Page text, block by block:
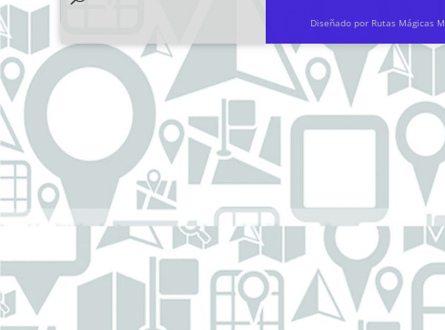
Diseñado por Rutas Mágicas